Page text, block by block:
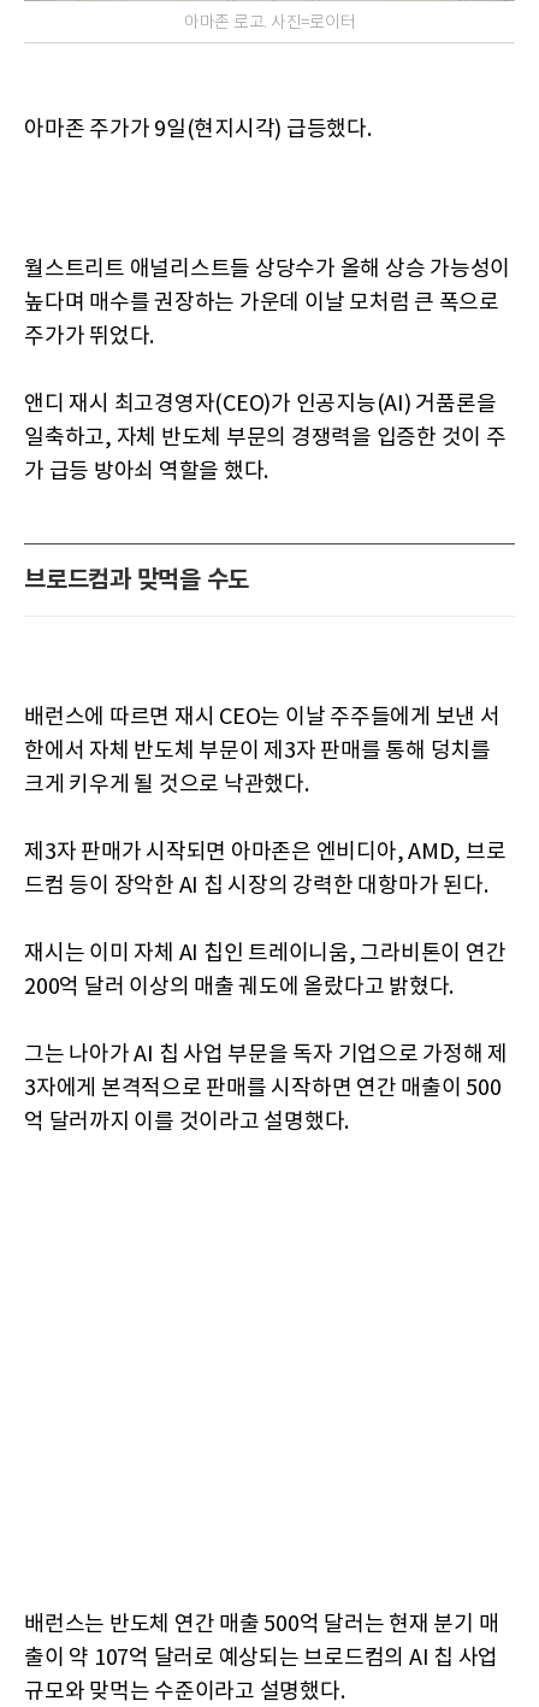
아마존 로고. 사진=로이터
아마존 주가가 9일(현지시각) 급등했다.
월스트리트 애널리스트들 상당수가 올해 상승 가능성이
높다며 매수를 권장하는 가운데 이날 모처럼 큰 폭으로
주가가 뛰었다.
앤디 재시 최고경영자(CEO)가 인공지능(AI) 거품론을
일축하고, 자체 반도체 부문의 경쟁력을 입증한 것이 주
가 급등 방아쇠 역할을 했다.
브로드컴과 맞먹을 수도
배런스에 따르면 재시 CEO는 이날 주주들에게 보낸 서
한에서 자체 반도체 부문이 제3자 판매를 통해 덩치를
크게 키우게 될 것으로 낙관했다.
제3자 판매가 시작되면 아마존은 엔비디아, AMD, 브로
드컴 등이 장악한 AI 칩 시장의 강력한 대항마가 된다.
재시는 이미 자체 AI 칩인 트레이니움, 그라비톤이 연간
200억 달러 이상의 매출 궤도에 올랐다고 밝혔다.
그는 나아가 AI 칩 사업 부문을 독자 기업으로 가정해 제
3자에게 본격적으로 판매를 시작하면 연간 매출이 500
억 달러까지 이를 것이라고 설명했다.
배런스는 반도체 연간 매출 500억 달러는 현재 분기 매
출이 약 107억 달러로 예상되는 브로드컴의 AI 칩 사업
규모와 맞먹는 수준이라고 설명했다.